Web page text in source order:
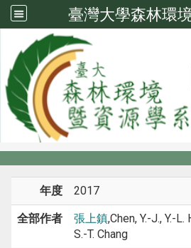
臺灣大學森林環
系所成員
系所成員
年度 2017
全部作者 張上鎮,Chen, Y.-J., Y.-L.
S.-T. Chang